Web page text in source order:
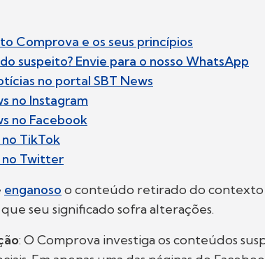
Comprova e os seus princípios
suspeito? Envie para o nosso WhatsApp
no portal SBT News
no Instagram
no Facebook
TikTok
Twitter
enganoso o conteúdo retirado do contexto
seu significado sofra alterações.
: O Comprova investiga os conteúdos